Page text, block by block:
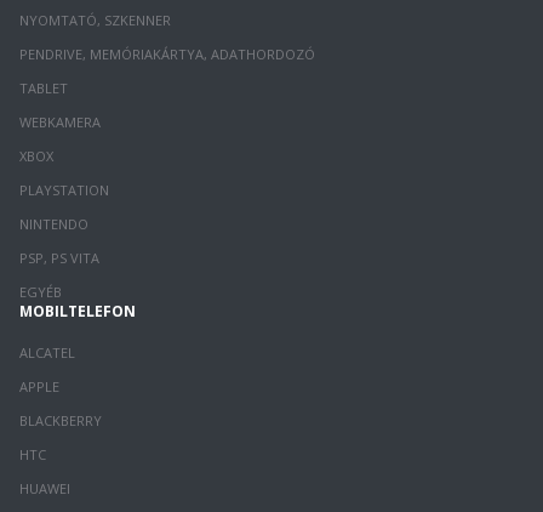
NYOMTATÓ, SZKENNER
PENDRIVE, MEMÓRIAKÁRTYA, ADATHORDOZÓ
TABLET
WEBKAMERA
XBOX
PLAYSTATION
NINTENDO
PSP, PS VITA
EGYÉB
MOBILTELEFON
ALCATEL
APPLE
BLACKBERRY
HTC
HUAWEI